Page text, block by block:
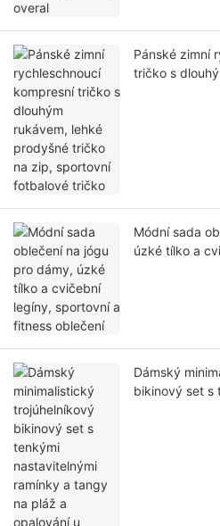
Pánské zimní
tričko s
Módní sada
úzké tílko a
Dámský
bikinový set s